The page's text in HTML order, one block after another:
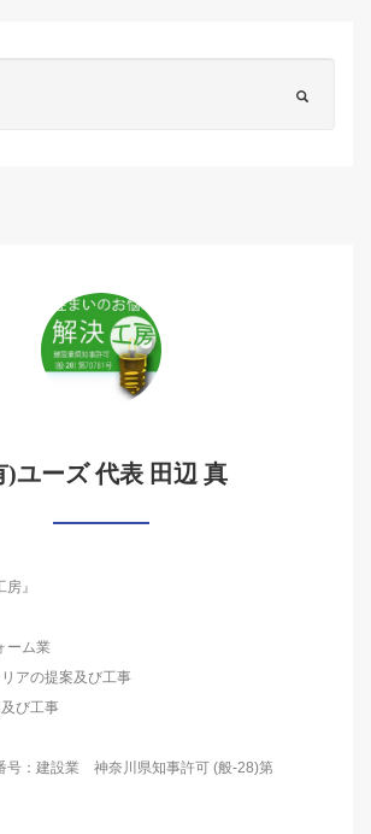
)ユーズ 代表 田辺 真
』
ーム業
アの提案及び工事
び工事
号：建設業 神奈川県知事許可 (般-28)第